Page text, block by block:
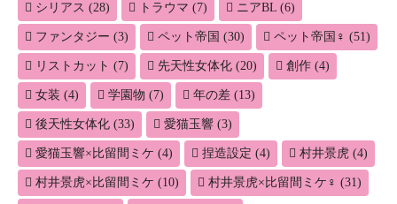
シリアス (28) トラウマ (7) ニアBL (6)
ファンタジー (3) ペット帝国 (30) ペット帝国♀ (51)
リストカット (7) 先天性女体化 (20) 創作 (4)
女装 (4) 学園物 (7) 年の差 (13)
後天性女体化 (33) 愛猫玉響 (3)
愛猫玉響×比留間ミケ (4) 捏造設定 (4) 村井景虎 (4)
村井景虎×比留間ミケ (10) 村井景虎×比留間ミケ♀ (31)